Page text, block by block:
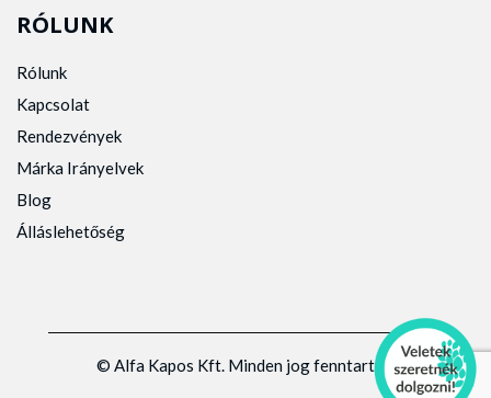
RÓLUNK
Rólunk
Kapcsolat
Rendezvények
Márka Irányelvek
Blog
Álláslehetőség
© Alfa Kapos Kft. Minden jog fenntartva.